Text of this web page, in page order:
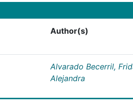
Author(s)
Alvarado Becerril,
Alejandra